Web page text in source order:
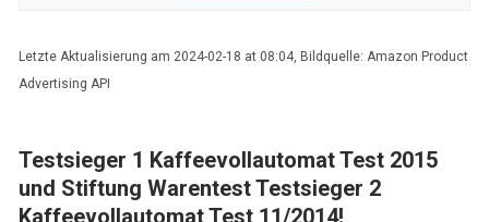
Letzte Aktualisierung am 2024-02-18 at 08:04, Bildquelle: Amazon Product
Advertising API
Testsieger 1 Kaffeevollautomat Test 2015
und Stiftung Warentest Testsieger 2